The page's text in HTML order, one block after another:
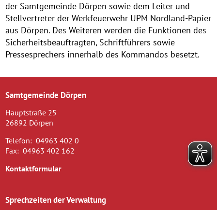
der Samtgemeinde Dörpen sowie dem Leiter und
Stellvertreter der Werkfeuerwehr UPM Nordland-Papier
aus Dörpen. Des Weiteren werden die Funktionen des
Sicherheitsbeauftragten, Schriftführers sowie
Pressesprechers innerhalb des Kommandos besetzt.
Samtgemeinde Dörpen
Hauptstraße 25
26892 Dörpen
Telefon: 04963 402 0
Fax: 04963 402 162
Kontaktformular
Sprechzeiten der Verwaltung